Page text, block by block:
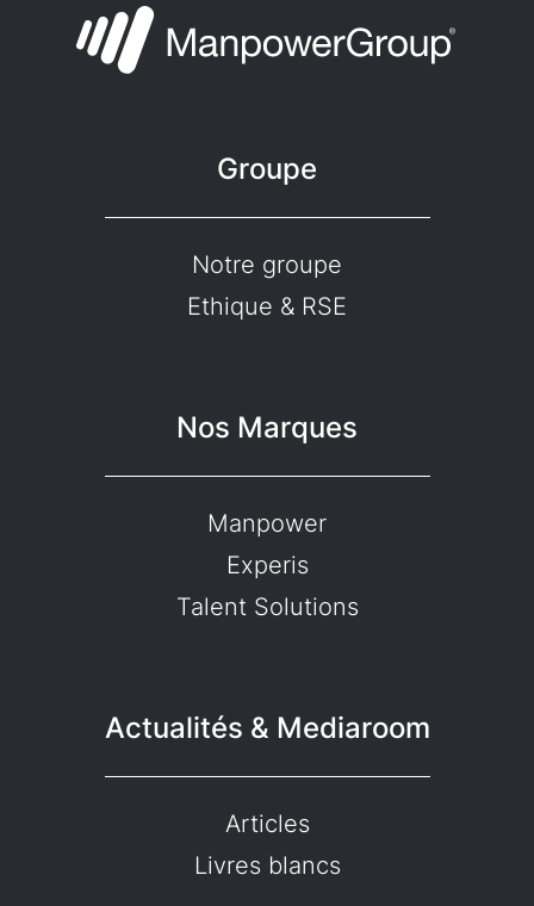
Groupe
Notre groupe
Ethique & RSE
Nos Marques
Manpower
Experis
Talent Solutions
Actualités & Mediaroom
Articles
Livres blancs